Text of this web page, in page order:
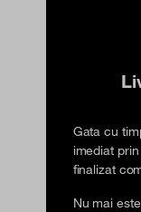
Gata cu
imediat
finalizat
Nu mai